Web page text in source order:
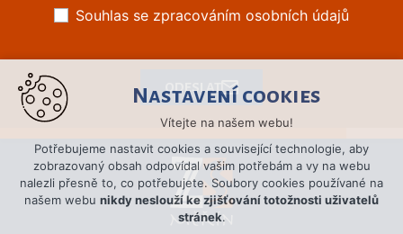
Souhlas se zpracováním osobních údajů
Nastavení cookies
Vítejte na našem webu!
Potřebujeme nastavit cookies a související technologie, aby
zobrazovaný obsah odpovídal vašim potřebám a vy na webu
nalezli přesně to, co potřebujete. Soubory cookies používané na
našem webu nikdy neslouží ke zjišťování totožnosti uživatelů
stránek.